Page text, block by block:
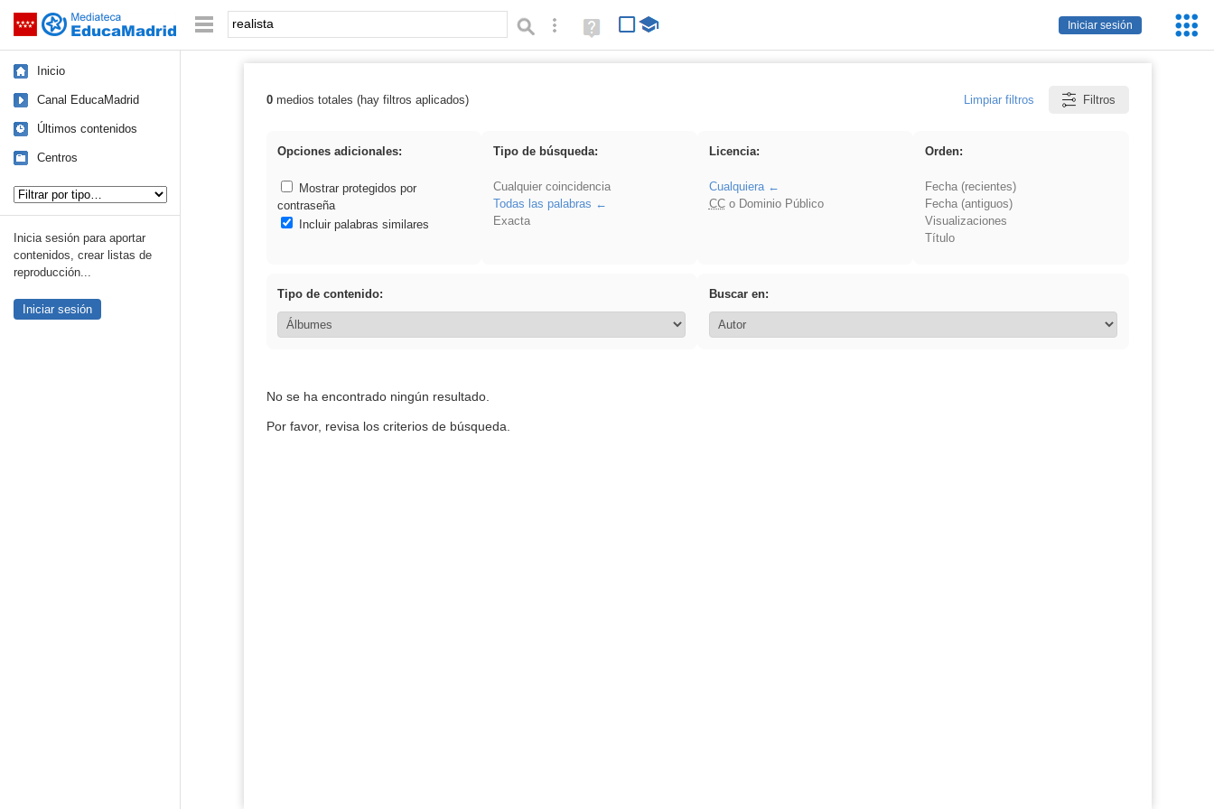
Saltar navegación
Iniciar sesión
Palabra o frase: Búsqueda avanzada
Ayuda
(en
Inicio
Canal EducaMadrid
Últimos contenidos
Centros
Inicia sesión para aportar
contenidos, crear listas de
reproducción...
Iniciar sesión
Resultados de: realista
0medios totales (hay filtros aplicados) Limpiar filtros Filtros
Opciones adicionales:
Mostrar protegidos por
contraseña
Incluir palabras similares
Tipo de búsqueda:
Cualquier coincidencia
Todas las palabras
Exacta
Licencia:
Cualquiera
CCo Dominio Público
Orden:
Fecha (recientes)
Fecha (antiguos)
Visualizaciones
Título
Tipo de contenido: Buscar en:
No se ha encontrado ningún resultado.
Por favor, revisa los criterios de búsqueda.